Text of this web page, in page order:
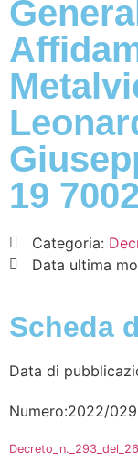
19
Categoria:
Data ultima
Scheda
Data di
Numero:2022/